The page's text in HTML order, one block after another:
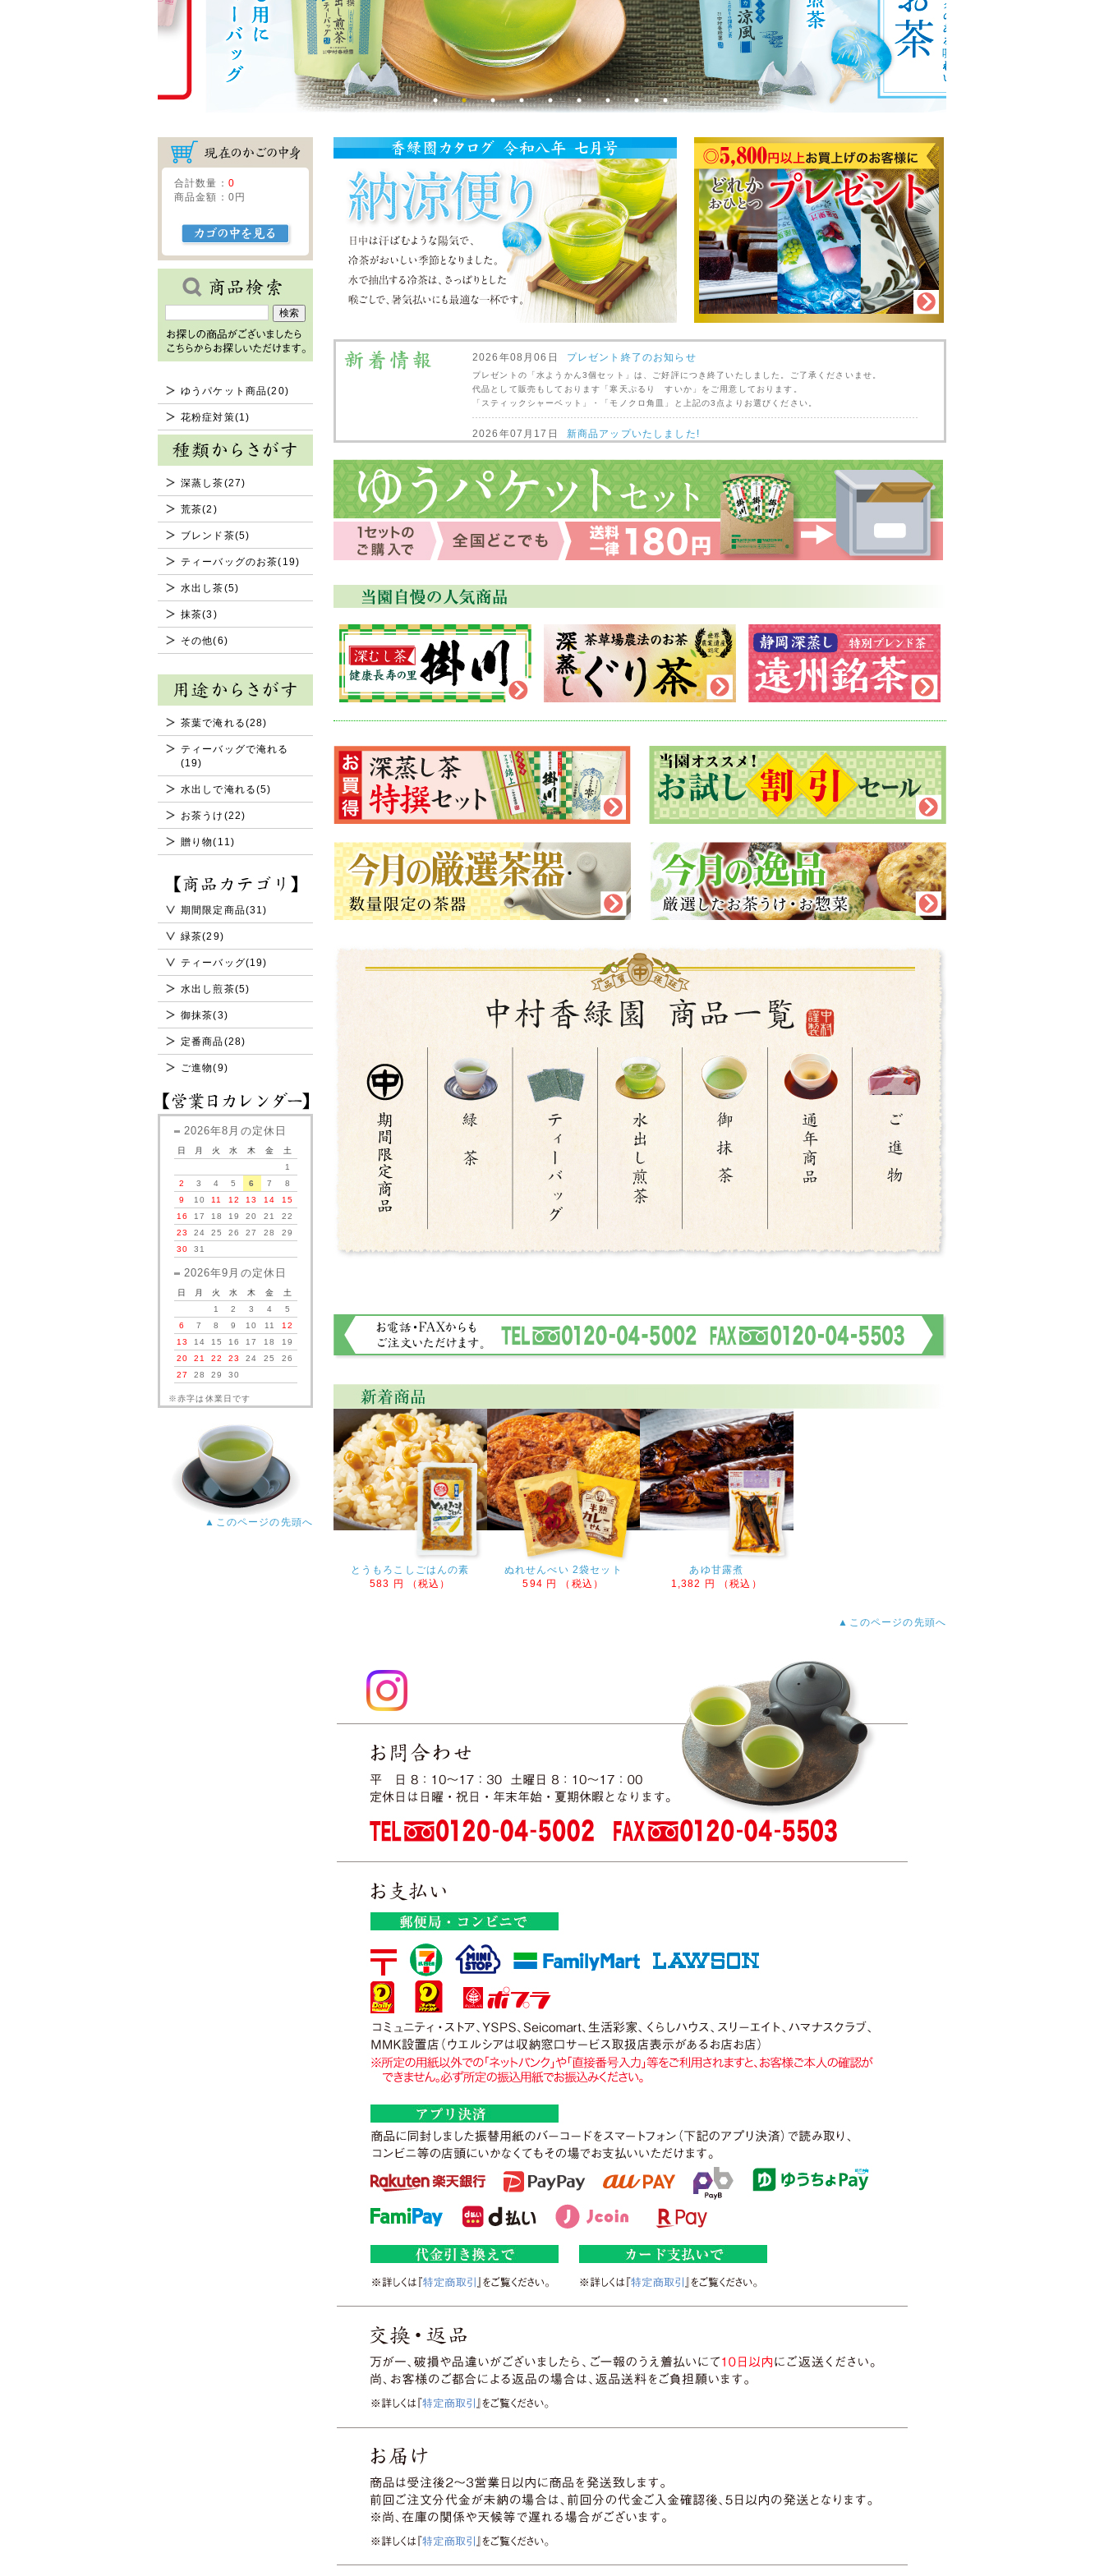
合計数量： 0
商品金額： 0円
ゆうパケット商品(20)
花粉症対策(1)
深蒸し茶(27)
荒茶(2)
ブレンド茶(5)
ティーバッグのお茶(19)
水出し茶(5)
抹茶(3)
その他(6)
茶葉で淹れる(28)
ティーバッグで淹れる
(19)
水出しで淹れる(5)
お茶うけ(22)
贈り物(11)
期間限定商品(31)
緑茶(29)
ティーバッグ(19)
水出し煎茶(5)
御抹茶(3)
定番商品(28)
ご進物(9)
2026年8月の定休日
日 月 火 水 木 金
土
1
2
3 4 5 6 7
8
9
10 11 12 13 14
15
16
17 18 19 20 21
22
23
24 25 26 27 28
29
30
31
2026年9月の定休日
日 月 火 水 木 金
土
1
2 3 4
5
6
7 8 9 10 11
12
13
14 15 16 17 18
19
20
21 22 23 24 25
26
27
28 29 30
※赤字は休業日です
▲このページの先頭へ
2026年08月06日 プレゼント終了のお知らせ
プレゼントの「水ようかん3個セット」は、ご好評につき終了いたしました。ご了承くださいませ。
代品として販売もしております「寒天ぷるり すいか」をご用意しております。
「スティックシャーベット」・「モノクロ角皿」と上記の3点よりお選びください。
2026年07月17日 新商品アップいたしました!
お試しください。
2026年06月25日 プレゼント終了のお知らせ
プレゼントの『瑠璃小紋角皿2枚組』は大変ご好評の為、終了いたしました。
申し訳ございませんが、陶器ご希望の場合は次回プレゼントの『モノクロ角皿(1枚)』となります。ご了承く
ださい。
夏のお試し特撰セットや、夏の贈り物、今月の逸品、夏の厳選茶器をアップいたしましたので、ぜひお試し
ください。
2026年06月03日 【停電】
本日(6/3)台風の影響で、停電しておりました。
現在(13時)は復旧しております。
ご迷惑をお掛けして、申し訳ございません。
2026年05月19日 プレゼント終了のお知らせ
プレゼントの『ボタニカル深鉢』『抹茶オムレット』は大変ご好評の為、
終了いたしました。ご了承くださいませ。
代品としまして『若葉うつし深鉢』『きんつば』をご用意いたしました。
2026年05月07日 新商品アップいたしました!
新商品のお茶「遥かな余韻」、「雨桜の杜」や新茶特撰セット、美味しいお茶うけ、厳選茶器をアップいた
しましたので、ぜひお試しください。
2026年03月13日 プレゼント終了のお知らせ
プレゼントの『梅花中鉢』と『ミレービスケット』は大変ご好評の為、終了いたしました。
申し訳ございませんが、次回お便り掲載のプレゼント『花むすび中鉢』か『ふんわりまんじゅう』となりま
2026年02月16日 新商品アップいたしました!
新商品のお菓子「慈の雨桜」や、春のお得な特撰セット、今月の逸品、春の厳選茶器をアップいたしました
ので、ぜひお試しください。
2026年01月16日 商品アップいたしました!
早春のお得な特撰セット、今月の逸品、早春の厳選茶器をアップいたしましたので、ぜひお試しください。
2025年12月04日 年末年始の休業のお知らせ・ご注文について
12月28日(日)～1月4日(日)は、休業いたします。
年末年始は大変混み合いますので、ご注文はお早めにお願いいたします。
ネット注文の年内最終発送は、12月27日の午前中までのご注文とさせていただきます。
なお、商品の在庫状況により年明けのご対応となる場合がございますのでご了承ください。
冬の特別限定茶「蔵出し煎茶 雪牡丹」や「品評会入賞茶」、冬のお試し特撰セット、今月の逸品、冬の厳選
茶器をアップいたしましたので、ぜひお試しください。
2025年10月15日 プレゼント『やわらかくんさき』 内容量変更のお知らせ
プレゼントの『やわらかくんさき』の内容量が70gから58gに変更となります。
ご了承くださいませ。
2025年09月26日 新商品アップいたしました!
秋の特別茶「秋だし煎茶」や秋のお試し特撰セット、今月の逸品、秋の厳選茶器をアップいたしましたの
で、ぜひお試しください。
2025年08月22日 新商品アップしました!
初秋のお試し特撰セット、今月の逸品、初秋の厳選茶器などをアップいたしましたので、ぜひお試しくださ
本日より送料無料金額が5,800円以上に変更となりました。
新茶の特撰セット、今月の逸品、厳選茶器などをアップいたしましたので、ぜひお試しください。
本日より新茶のご予約が始まりました。
おいしい新茶を各種取り揃えておりますので、ぜひご利用ください。
2025年03月14日 新商品アップしました!
い。
入荷待ちとなります。15日(金)入荷予定です。
2025年02月21日 新商品アップいたしました!
春のお試し特撰セット、今月の逸品、春の厳選茶器などをアップいたしましたので、ぜひお試しください。
期間限定の特別茶「品評会入賞茶」や「さえみどり」、早春のお試し特撰セット、今月の逸品、早春の厳選
茶器などをアップいたしましたので、ぜひお試しください。
2025年01月06日 新商品アップいたしました!
本年も美味しいお茶をお届けできますよう
社員一同、さらに精進してまいります。
深蒸し茶の初売り特撰セット、厳選急須、今月の逸品等をアップいたしましたので、ぜひお試しください。
2026年01月27日 プレゼント入荷待ちのお知らせ
入荷待ちとなります。(1/29(木)入荷予定です。)
ご了承くださいませ。
また「吉祥花深鉢」「餅入りもなか」でしたら、直ぐの発送が出来ます。
2024年10月31日 プレゼントの『野の花マグ 黄色』終了のお知らせ
プレゼントの『野の花マグ 黄色』は大変ご好評の為、終了いたしました。
ご了承くださいませ。
2024年09月18日
本日フジテレビ系の『ホンマでっか!?TV』にて「痩せ体質・がん予防・美肌!驚異の"お
茶"パワーSP」を放送!
る塾)と堀未央奈を迎えて、どのお茶を選べば健康でキレイな身体を作れるのか、評論家軍団が伝授する!どの
とうもろこしごはんの素
583 円 （税込）
ぬれせんべい 2袋セット
594 円 （税込）
あゆ甘露煮
1,382 円 （税込）
▲このページの先頭へ